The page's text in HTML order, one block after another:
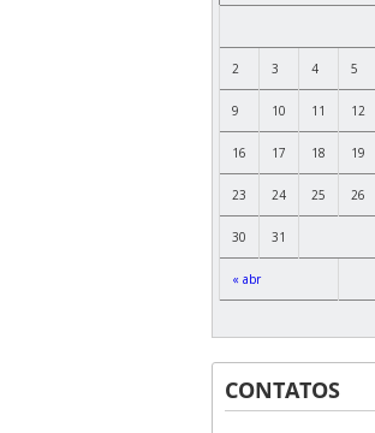
« abr
2 3 4 5
9 10 11 12
16 17 18 19
23 24 25 26
30 31
CONTATOS